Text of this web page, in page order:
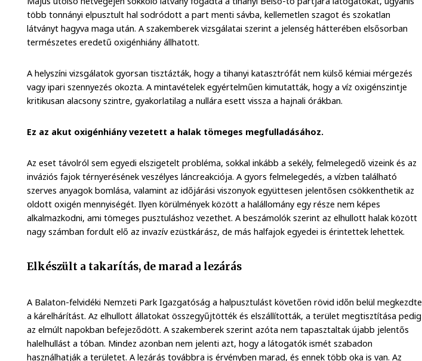
több tonnányi elpusztult hal sodródott a part menti sávba, kellemetlen szagot és szokatlan
látványt hagyva maga után. A szakemberek vizsgálatai szerint a jelenség hátterében elsősorban
természetes eredetű oxigénhiány állhatott.
A helyszíni vizsgálatok gyorsan tisztázták, hogy a tihanyi katasztrófát nem külső kémiai mérgezés
vagy ipari szennyezés okozta. A mintavételek egyértelműen kimutatták, hogy a víz oxigénszintje
kritikusan alacsony szintre, gyakorlatilag a nullára esett vissza a hajnali órákban.
Ez az akut oxigénhiány vezetett a halak tömeges megfulladásához.
Az eset távolról sem egyedi elszigetelt probléma, sokkal inkább a sekély, felmelegedő vizeink és az
inváziós fajok térnyerésének veszélyes láncreakciója. A gyors felmelegedés, a vízben található
szerves anyagok bomlása, valamint az időjárási viszonyok együttesen jelentősen csökkenthetik az
oldott oxigén mennyiségét. Ilyen körülmények között a halállomány egy része nem képes
alkalmazkodni, ami tömeges pusztuláshoz vezethet. A beszámolók szerint az elhullott halak között
nagy számban fordult elő az invazív ezüstkárász, de más halfajok egyedei is érintettek lehettek.
Elkészült a takarítás, de marad a lezárás
A Balaton-felvidéki Nemzeti Park Igazgatóság a halpusztulást követően rövid időn belül megkezdte
a kárelhárítást. Az elhullott állatokat összegyűjtötték és elszállították, a terület megtisztítása pedig
az elmúlt napokban befejeződött. A szakemberek szerint azóta nem tapasztaltak újabb jelentős
halelhullást a tóban. Mindez azonban nem jelenti azt, hogy a látogatók ismét szabadon
használhatják a területet. A lezárás továbbra is érvényben marad, és ennek több oka is van. Az